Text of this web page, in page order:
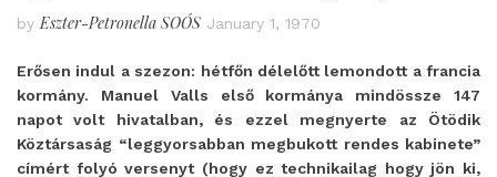
by Eszter-Petronella SOÓS January 1, 1970
Erősen indul a szezon: hétfőn délelőtt lemondott a francia
kormány. Manuel Valls első kormánya mindössze 147
napot volt hivatalban, és ezzel megnyerte az Ötödik
Köztársaság “leggyorsabban megbukott rendes kabinete”
címért folyó versenyt (hogy ez technikailag hogy jön ki,